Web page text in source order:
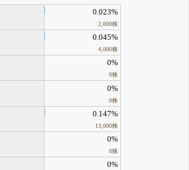
0.023%
2,000株
0.045%
4,000株
0%
0株
0%
0株
0.147%
13,000株
0%
0株
0%